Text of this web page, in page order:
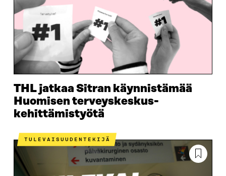
THL jatkaa Sitran käynnistämää
Huomisen terveyskeskus-
kehittämistyötä
TULEVAISUUDENTEKIJÄ